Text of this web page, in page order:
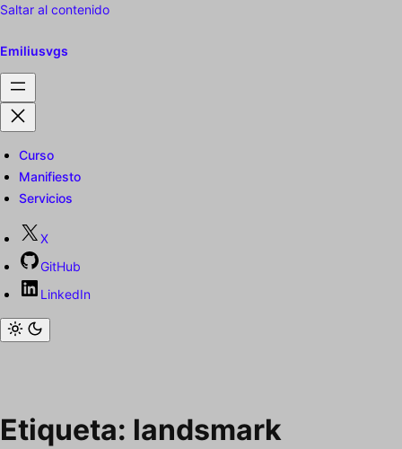
Saltar al contenido
Emiliusvgs
Curso
Manifiesto
Servicios
X
GitHub
LinkedIn
Etiqueta: landsmark